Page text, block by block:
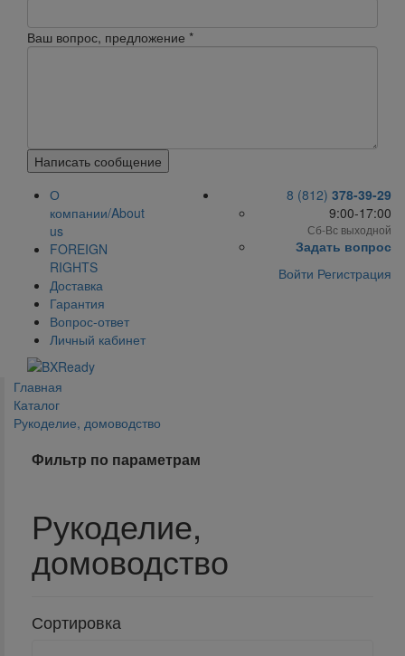
Ваш вопрос, предложение *
Написать сообщение
О
компании/About
us
FOREIGN
RIGHTS
Доставка
Гарантия
Вопрос-ответ
Личный кабинет
8 (812) 378-39-29
9:00-17:00
Сб-Вс выходной
Задать вопрос
Войти Регистрация
Главная
Каталог
Рукоделие, домоводство
Фильтр по параметрам
Рукоделие,
домоводство
Сортировка